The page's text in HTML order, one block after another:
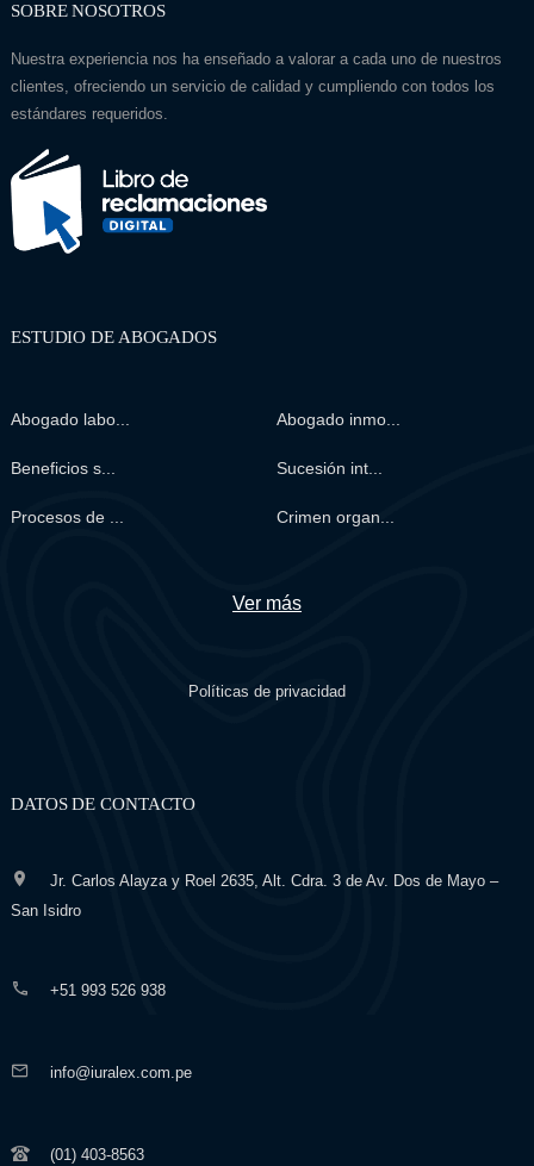
SOBRE NOSOTROS
Nuestra experiencia nos ha enseñado a valorar a cada uno de nuestros
clientes, ofreciendo un servicio de calidad y cumpliendo con todos los
estándares requeridos.
ESTUDIO DE ABOGADOS
Abogado labo... Abogado inmo...
Beneficios s... Sucesión int...
Procesos de ... Crimen organ...
Ver más
Políticas de privacidad
DATOS DE CONTACTO
Jr. Carlos Alayza y Roel 2635, Alt. Cdra. 3 de Av. Dos de Mayo –
San Isidro
+51 993 526 938
info@iuralex.com.pe
(01) 403-8563